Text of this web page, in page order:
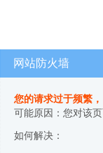
网站防火墙
您的请求过于频繁
可能原因：您对该
如何解决：